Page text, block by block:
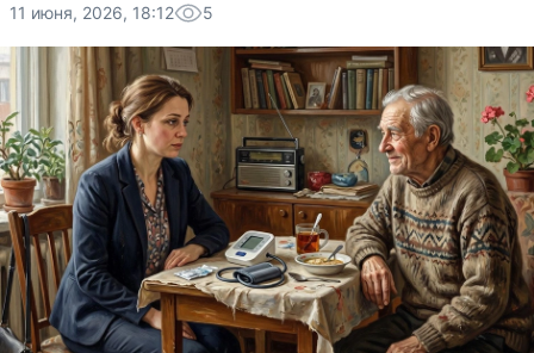
11 июня, 2026, 18:12 5